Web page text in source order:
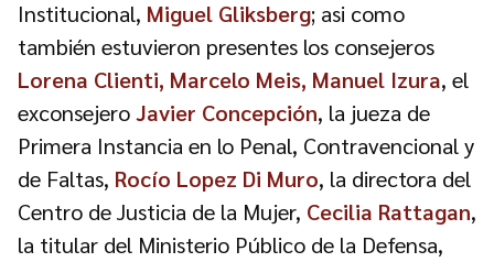
Institucional, Miguel Gliksberg; asi como
también estuvieron presentes los consejeros
Lorena Clienti, Marcelo Meis, Manuel Izura, el
exconsejeroJavier Concepción, la jueza de
Primera Instancia en lo Penal, Contravencional y
de Faltas, Rocío Lopez Di Muro, la directora del
Centro de Justicia de la Mujer, Cecilia Rattagan,
la titular del Ministerio Público de la Defensa,